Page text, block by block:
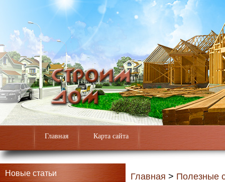
Главная Карта сайта
Новые статьи Главная > Полезные